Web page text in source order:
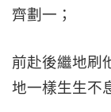
齊劃一；
前赴後繼地刷
地一樣生生不